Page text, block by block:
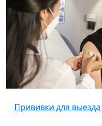
Прививки для выезда